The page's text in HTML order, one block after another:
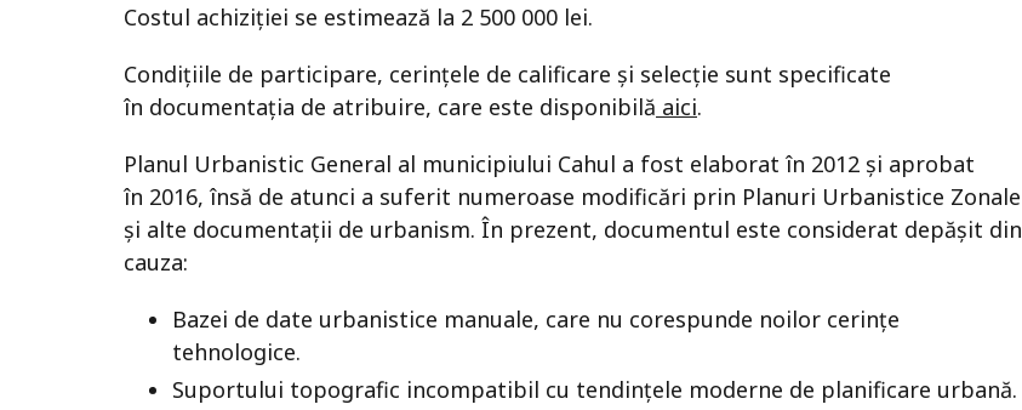
Costul achiziției se estimează la 2 500 000 lei.
Condițiile de participare, cerințele de calificare și selecție sunt specificate
în documentația de atribuire, care este disponibilă aici.
Planul Urbanistic General al municipiului Cahul a fost elaborat în 2012 și aprobat
în 2016, însă de atunci a suferit numeroase modificări prin Planuri Urbanistice Zonale
și alte documentații de urbanism. În prezent, documentul este considerat depășit din
cauza:
Bazei de date urbanistice manuale, care nu corespunde noilor cerințe
tehnologice.
Suportului topografic incompatibil cu tendințele moderne de planificare urbană.